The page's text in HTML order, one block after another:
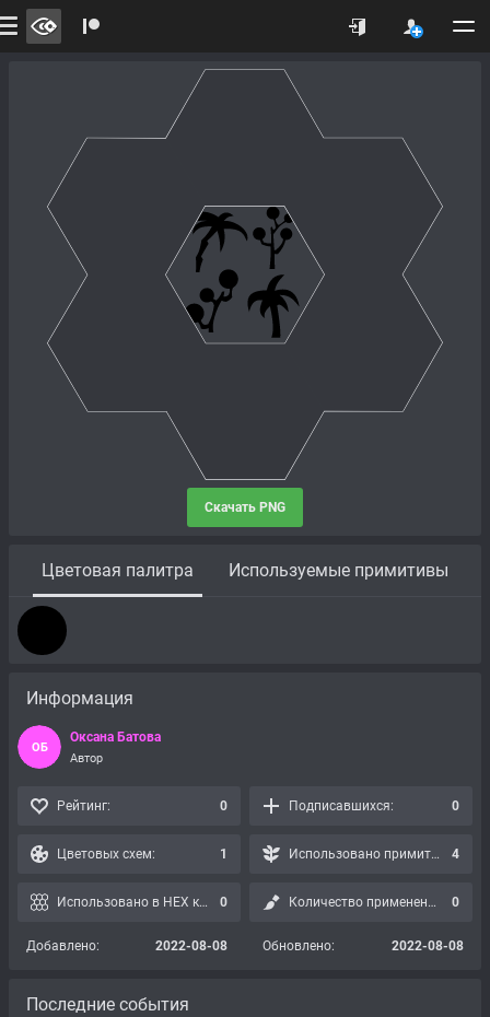
Скачать PNG
Цветовая палитра Используемые примитивы
Информация
ОБ
Оксана Батова
Автор
Рейтинг: 0 Подписавшихся: 0
Цветовых схем: 1 Использовано примитивов: 4
Использовано в HEX картах: 0 Количество применений: 0
Добавлено: 2022-08-08 Обновлено: 2022-08-08
Последние события